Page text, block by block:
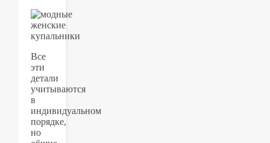
Все
эти
детали
учитываются
в
индивидуальном
порядке,
но